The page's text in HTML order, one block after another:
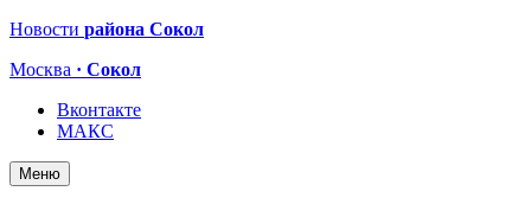
Новости района Сокол
Москва · Сокол
Вконтакте
МАКС
Меню